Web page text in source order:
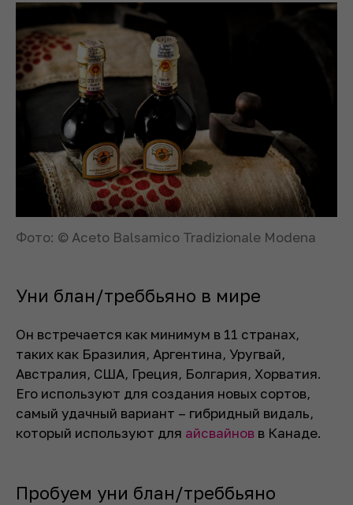
Фото: © Aceto Balsamico Tradizionale Modena
Уни блан/треббьяно в мире
Он встречается как минимум в 11 странах,
таких как Бразилия, Аргентина, Уругвай,
Австралия, США, Греция, Болгария, Хорватия.
Его используют для создания новых сортов,
самый удачный вариант – гибридный видаль,
который используют для айсвайнов в Канаде.
Пробуем уни блан/треббьяно